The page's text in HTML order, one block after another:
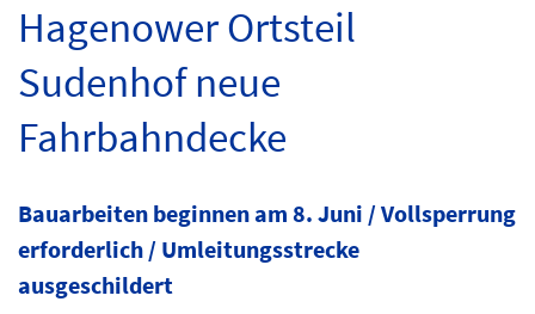
Hagenower Ortsteil
Sudenhof neue
Fahrbahndecke
Bauarbeiten beginnen am 8. Juni / Vollsperrung
erforderlich / Umleitungsstrecke
ausgeschildert